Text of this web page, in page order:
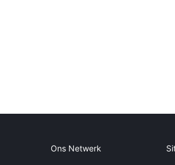
Ons Netwerk